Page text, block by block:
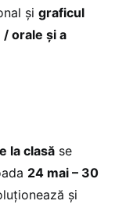
și graficul
orale și a
la clasă se
24 mai – 30
și